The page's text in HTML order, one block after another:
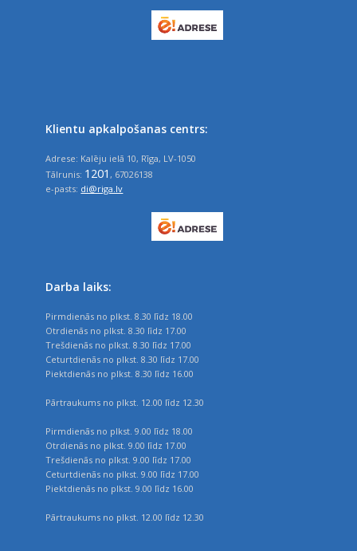
Klientu apkalpošanas centrs:
Adrese: Kalēju ielā 10, Rīga, LV-1050
Tālrunis: 1201 , 67026138
e-pasts: di@riga.lv
Darba laiks:
Pirmdienās no plkst. 8.30 līdz 18.00
Otrdienās no plkst. 8.30 līdz 17.00
Trešdienās no plkst. 8.30 līdz 17.00
Ceturtdienās no plkst. 8.30 līdz 17.00
Piektdienās no plkst. 8.30 līdz 16.00
Pārtraukums no plkst. 12.00 līdz 12.30
Pirmdienās no plkst. 9.00 līdz 18.00
Otrdienās no plkst. 9.00 līdz 17.00
Trešdienās no plkst. 9.00 līdz 17.00
Ceturtdienās no plkst. 9.00 līdz 17.00
Piektdienās no plkst. 9.00 līdz 16.00
Pārtraukums no plkst. 12.00 līdz 12.30